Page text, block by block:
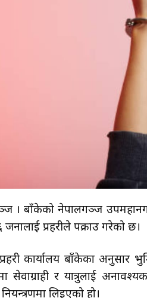
। बाँकेको नेपालगञ्ज
प्रहरीले पक्राउ गरेको छ।
कार्यालय बाँकेका अनुसार
सेवाग्राही र यात्रुलाई
लिइएको हो।